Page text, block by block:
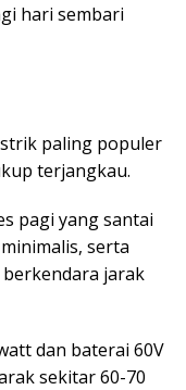
hari sembari
paling populer
terjangkau.
pagi yang santai
serta
jarak
dan baterai 60V
sekitar 60-70